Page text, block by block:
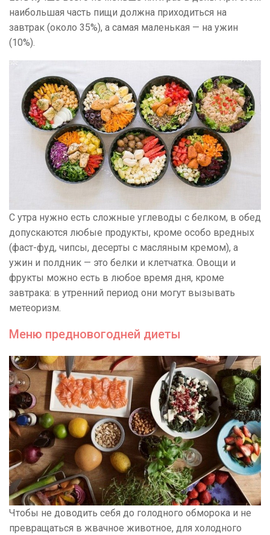
наибольшая часть пищи должна приходиться на
завтрак (около 35%), а самая маленькая — на ужин
(10%).
С утра нужно есть сложные углеводы с белком, в обед
допускаются любые продукты, кроме особо вредных
(фаст-фуд, чипсы, десерты с масляным кремом), а
ужин и полдник — это белки и клетчатка. Овощи и
фрукты можно есть в любое время дня, кроме
завтрака: в утренний период они могут вызывать
метеоризм.
Меню предновогодней диеты
Чтобы не доводить себя до голодного обморока и не
превращаться в жвачное животное, для холодного